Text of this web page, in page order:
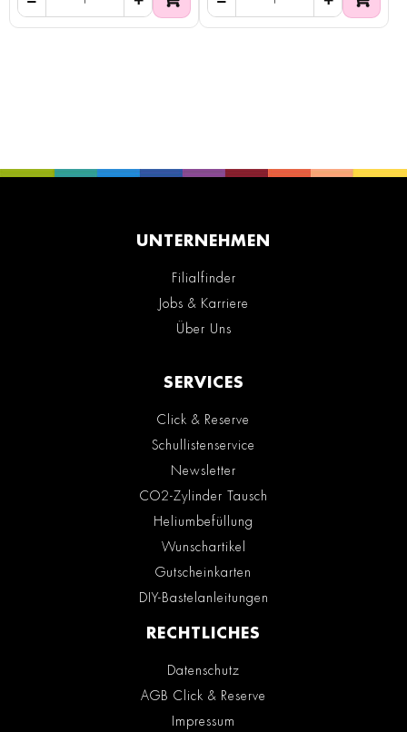
UNTERNEHMEN
Filialfinder
Jobs & Karriere
Über Uns
SERVICES
Click & Reserve
Schullistenservice
Newsletter
CO2-Zylinder Tausch
Heliumbefüllung
Wunschartikel
Gutscheinkarten
DIY-Bastelanleitungen
RECHTLICHES
Datenschutz
AGB Click & Reserve
Impressum